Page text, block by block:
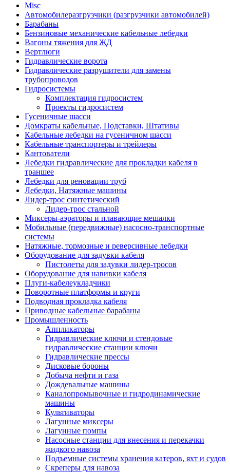
Misc
Автомобилеразгрузчики (разгрузчики автомобилей)
Барабаны
Бензиновые механические кабельные лебедки
Вагоны тяжения для ЖД
Вертлюги
Гидравлические ворота
Гидравлические разрушители для замены
трубопроводов
Гидросистемы
Комплектация гидросистем
Проекты гидросистем
Гусеничные шасси
Домкраты кабельные, Подставки, Штативы
Кабельные лебедки на гусеничном шасси
Кабельные транспортеры и трейлеры
Кантователи
Лебедки гидравлические для прокладки кабеля в
траншее
Лебедки для реновации труб
Лебедки, Натяжные машины
Лидер-трос синтетический
Лидер-трос стальной
Миксеры-аэраторы и плавающие мешалки
Мобильные (передвижные) насосно-транспортные
системы
Натяжные, тормозные и реверсивные лебедки
Оборудование для задувки кабеля
Пистолеты для задувки лидер-тросов
Оборудование для навивки кабеля
Плуги-кабелеукладчики
Поворотные платформы и круги
Подводная прокладка кабеля
Приводные кабельные барабаны
Промышленность
Аппликаторы
Гидравлические ключи и стендовые
гидравлические станции ключи
Гидравлические прессы
Дисковые бороны
Добыча нефти и газа
Дождевальные машины
Каналопромывочные и гидродинамические
машины
Культиваторы
Лагунные миксеры
Лагунные помпы
Насосные станции для внесения и перекачки
жидкого навоза
Подъемные системы хранения катеров, яхт и судов
Скреперы для навоза